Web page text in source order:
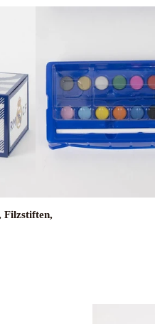
Filzstiften,